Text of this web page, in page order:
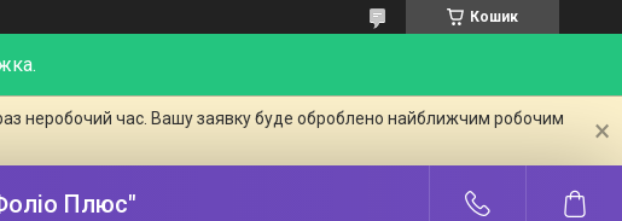
Кошик
неробочий час. Вашу заявку буде оброблено найближчим робочим
Плюс"